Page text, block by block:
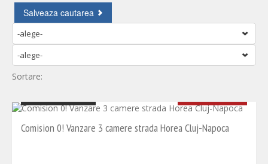
Alege cartiere
Pret vanzare
Stare
-alege-
-alege-
Sortare:
Comision 0! Vanzare 3 camere strada Horea Cluj-Napoca